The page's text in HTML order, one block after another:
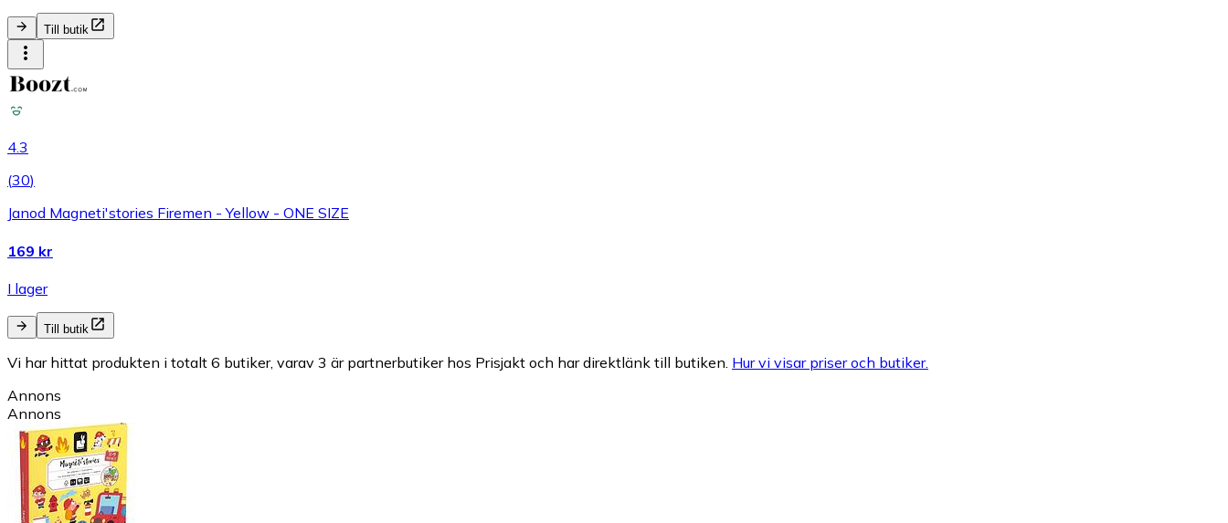
Till butik
4.3
(30)
Janod Magneti'stories Firemen - Yellow - ONE SIZE
169 kr
I lager
Till butik
Vi har hittat produkten i totalt 6 butiker, varav 3 är partnerbutiker hos Prisjakt och har direktlänk till butiken. Hur vi visar priser och butiker.
Annons
Annons